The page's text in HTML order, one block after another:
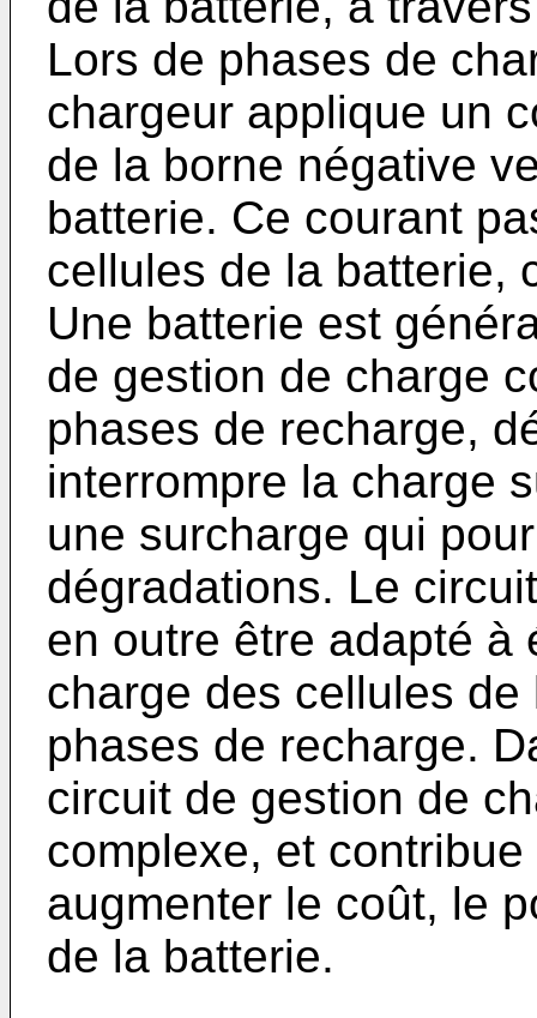
Lors de phases de
chargeur applique un
de la borne négative
batterie. Ce courant
cellules de la batterie,
Une batterie est
de gestion de charge
phases de recharge,
interrompre la charge
une surcharge qui
dégradations. Le
en outre être adapté à
charge des cellules
phases de recharge.
circuit de gestion de
complexe, et
augmenter le coût, le
de la batterie.